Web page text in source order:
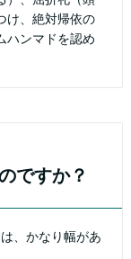
け、絶対帰依の
ハンマドを認め
ですか？
、かなり幅があ